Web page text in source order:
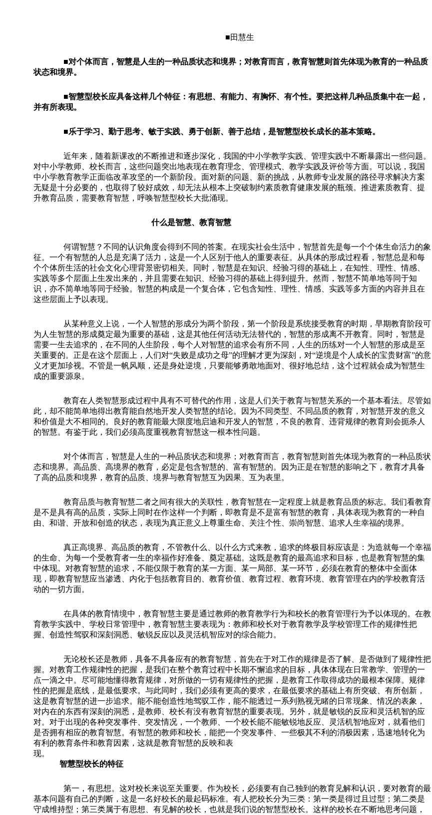
■田慧生
■对个体而言，智慧是人生的一种品质状态和境界；对教育而言，教育智慧则首先体现为教育的一种品质
状态和境界。
■智慧型校长应具备这样几个特征：有思想、有能力、有胸怀、有个性。要把这样几种品质集中在一起，
并有所表现。
■乐于学习、勤于思考、敏于实践、勇于创新、善于总结，是智慧型校长成长的基本策略。
近年来，随着新课改的不断推进和逐步深化，我国的中小学教学实践、管理实践中不断暴露出一些问题。
对中小学教师、校长而言，这些问题突出地表现在教育理念、管理模式、教学实践及评价等方面。可以说，我国
中小学教育教学正面临改革攻坚的一个新阶段。面对新的问题、新的挑战，从教师专业发展的路径寻求解决方案
无疑是十分必要的，也取得了较好成效，却无法从根本上突破制约素质教育健康发展的瓶颈。推进素质教育、提
升教育品质，需要教育智慧，呼唤智慧型校长大批涌现。
什么是智慧、教育智慧
何谓智慧？不同的认识角度会得到不同的答案。在现实社会生活中，智慧首先是每一个个体生命活力的象
征。一个有智慧的人总是充满了活力，这是一个人区别于他人的重要表征。从具体的形成过程看，智慧总是和每
个个体所生活的社会文化心理背景密切相关。同时，智慧是在知识、经验习得的基础上，在知性、理性、情感、
实践等多个层面上生发出来的，并且需要在知识、经验习得的基础上得到提升。然而，智慧不简单地等同于知
识，亦不简单地等同于经验。智慧的构成是一个复合体，它包含知性、理性、情感、实践等多方面的内容并且在
这些层面上予以表现。
从某种意义上说，一个人智慧的形成分为两个阶段，第一个阶段是系统接受教育的时期，早期教育阶段可
为人生智慧的形成奠定最为重要的基础，这是其他任何活动无法替代的，智慧的形成离不开教育。同时，智慧是
需要一生去追求的，在不同的人生阶段，每个人对智慧的追求会有所不同，人生的历练对一个人智慧的形成是至
关重要的。正是在这个层面上，人们对“失败是成功之母”的理解才更为深刻，对“逆境是个人成长的宝贵财富”的意
义才更加珍视。不管是一帆风顺，还是身处逆境，只要能够勇敢地面对、很好地总结，这个过程就会成为智慧生
成的重要源泉。
教育在人类智慧形成过程中具有不可替代的作用，这是人们关于教育与智慧关系的一个基本看法。尽管如
此，却不能简单地得出教育能自然地开发人类智慧的结论。因为不同类型、不同品质的教育，对智慧开发的意义
和价值是大不相同的。良好的教育能最大限度地启迪和开发人的智慧，不良的教育、违背规律的教育则会扼杀人
的智慧。有鉴于此，我们必须高度重视教育智慧这一根本性问题。
对个体而言，智慧是人生的一种品质状态和境界；对教育而言，教育智慧则首先体现为教育的一种品质状
态和境界。高品质、高境界的教育，必定是包含智慧的、富有智慧的。因为正是在智慧的影响之下，教育才具备
了高的品质和境界，教育的品质、境界与教育智慧互为因果、互为表里。
教育品质与教育智慧二者之间有很大的关联性，教育智慧在一定程度上就是教育品质的标志。我们看教育
是不是具有高的品质，实际上同时在作这样一个判断，即教育是不是富有智慧的教育，具体表现为教育的一种自
由、和谐、开放和创造的状态，表现为真正意义上尊重生命、关注个性、崇尚智慧、追求人生幸福的境界。
真正高境界、高品质的教育，不管教什么、以什么方式来教，追求的终极目标应该是：为造就每一个幸福
的生命、为每一个受教育者一生的幸福作好准备、奠定基础。这既是教育的最高追求和目标，也是教育智慧的集
中体现。对教育智慧的追求，不能仅限于教育的某一方面、某一局部、某一环节，必须在教育的整体中全面体
现，即教育智慧应当渗透、内化于包括教育目的、教育价值、教育过程、教育环境、教育管理在内的学校教育活
动的一切方面。
在具体的教育情境中，教育智慧主要是通过教师的教育教学行为和校长的教育管理行为予以体现的。在教
育教学实践中、学校日常管理中，教育智慧主要表现为：教师和校长对于教育教学及学校管理工作的规律性把
握、创造性驾驭和深刻洞悉、敏锐反应以及灵活机智应对的综合能力。
无论校长还是教师，具备不具备应有的教育智慧，首先在于对工作的规律是否了解、是否做到了规律性把
握。对教育工作规律性的把握，是我们在整个教育过程中长期不懈追求的目标，具体体现在日常教学、管理的一
点一滴之中。尽可能地懂得教育规律，对所做的一切有规律性的把握，是教育工作取得成功的最根本保障。规律
性的把握是底线，是最低要求。与此同时，我们必须有更高的要求，在最低要求的基础上有所突破、有所创新，
这是教育智慧的进一步追求。能不能创造性地驾驭工作，能不能透过一系列熟视无睹的日常现象、情况的表象，
对内在的东西有深刻的洞悉，是教师、校长有没有教育智慧的重要表现。另外，就是敏锐的反应和灵活机智的应
对。对于出现的各种突发事件、突发情况，一个教师、一个校长能不能敏锐地反应、灵活机智地应对，就看他们
是否拥有相应的教育智慧。有智慧的教师和校长，能把一个突发事件、一些极其不利的消极因素，迅速地转化为
有利的教育条件和教育因素，这就是教育智慧的反映和表
现。
智慧型校长的特征
第一，有思想。这对校长来说至关重要。作为校长，必须要有自己独到的教育见解和认识，要对教育的最
基本问题有自己的判断，这是一名好校长的最起码标准。有人把校长分为三类：第一类是得过且过型；第二类是
守成维持型；第三类属于有思想、有见解的校长，也就是我们说的智慧型校长。这样的校长在不断地思考问题，